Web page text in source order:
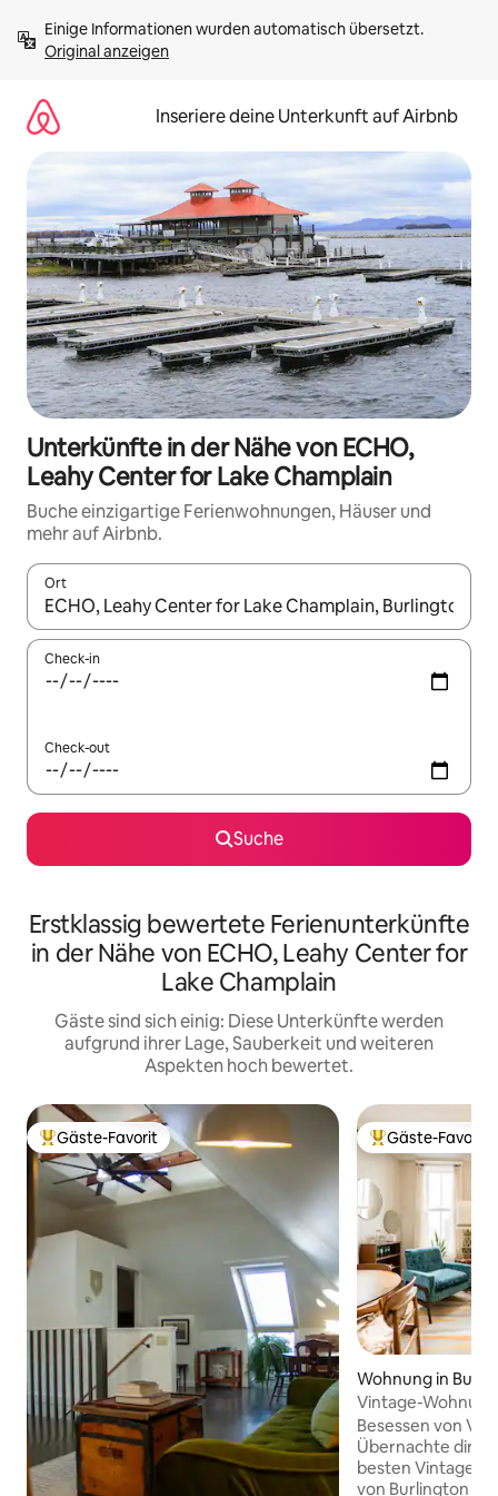
Inhalten
springenOriginal anzeigen
Inseriere deine Unterkunft auf Airbnb
Unterkünfte in der Nähe von ECHO,
Leahy Center for Lake Champlain
Buche einzigartige Ferienwohnungen, Häuser und
mehr auf Airbnb.
Ort
Wenn Ergebnisse verfügbar sind, navigiere mit den
Check-in
Check-out
Suche
Erstklassig bewertete Ferienunterkünfte
in der Nähe von ECHO, Leahy Center for
Lake Champlain
Gäste sind sich einig: Diese Unterkünfte werden
aufgrund ihrer Lage, Sauberkeit und weiteren
Aspekten hoch bewertet.
Beliebter Gäste-Favorit.
Gäste-Favorit Beliebter Gäste-
Gäste-Favorit
Wohnung in
Vintage-
kostenlosen
Besessen von
Übernachte
besten Vintage-
von Burlington in